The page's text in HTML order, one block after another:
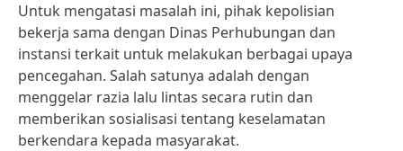
Untuk mengatasi masalah ini, pihak kepolisian
bekerja sama dengan Dinas Perhubungan dan
instansi terkait untuk melakukan berbagai upaya
pencegahan. Salah satunya adalah dengan
menggelar razia lalu lintas secara rutin dan
memberikan sosialisasi tentang keselamatan
berkendara kepada masyarakat.